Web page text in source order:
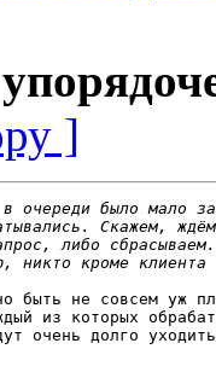
]
быть не совсем уж
из которых
очень долго